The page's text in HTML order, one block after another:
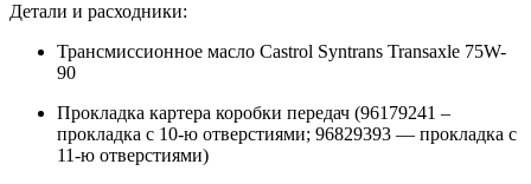
Детали и расходники:
Трансмиссионное масло Castrol Syntrans Transaxle 75W-
90
Прокладка картера коробки передач (96179241 –
прокладка с 10-ю отверстиями; 96829393 — прокладка с
11-ю отверстиями)